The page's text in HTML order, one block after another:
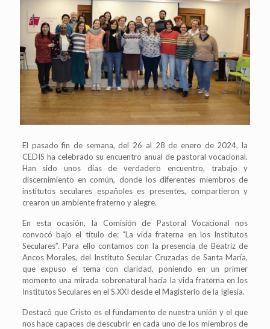
El pasado fin de semana, del 26 al 28 de enero de 2024, la
CEDIS ha celebrado su encuentro anual de pastoral vocacional.
Han sido unos días de verdadero encuentro, trabajo y
discernimiento en común, donde los diferentes miembros de
institutos seculares españoles es presentes, compartieron y
crearon un ambiente fraterno y alegre.
En esta ocasión, la Comisión de Pastoral Vocacional nos
convocó bajo el título de: “La vida fraterna en los Institutos
Seculares”. Para ello contamos con la presencia de Beatriz de
Ancos Morales, del Instituto Secular Cruzadas de Santa María,
que expuso el tema con claridad, poniendo en un primer
momento una mirada sobrenatural hacia la vida fraterna en los
Institutos Seculares en el S.XXI desde el Magisterio de la Iglesia.
Destacó que Cristo es el fundamento de nuestra unión y el que
nos hace capaces de descubrir en cada uno de los miembros de